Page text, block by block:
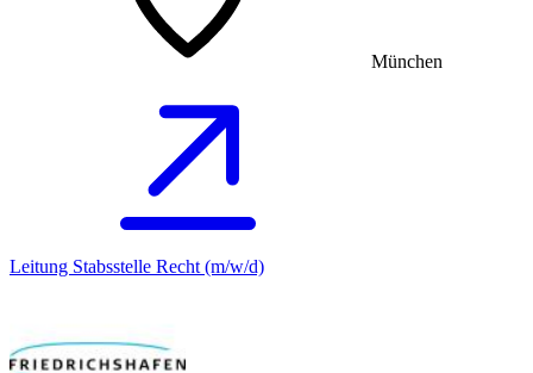
München
Leitung Stabsstelle Recht (m/w/d)